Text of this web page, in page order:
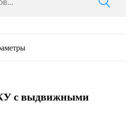
с выдвижными